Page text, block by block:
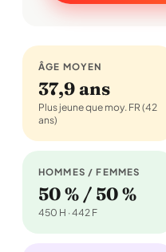
ÂGE MOYEN
37,9 ans
Plus jeune que moy. FR (42
ans)
HOMMES / FEMMES
50 % / 50 %
450 H · 442 F